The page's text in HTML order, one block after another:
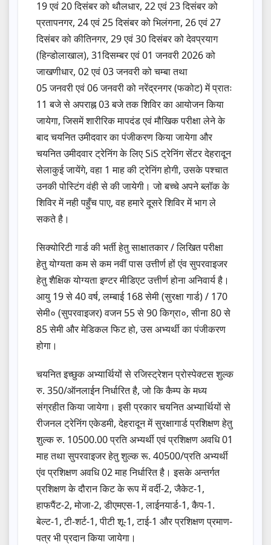
19 एवं 20 दिसंबर को थौलधार, 22 एवं 23 दिसंबर को
प्रतापनगर, 24 एवं 25 दिसंबर को भिलंगना, 26 एवं 27
दिसंबर को कीतिनगर, 29 एवं 30 दिसंबर को देवप्रयाग
(हिन्डोलाखाल), 31दिसम्बर एवं 01 जनवरी 2026 को
जाखणीधार, 02 एवं 03 जनवरी को चम्बा तथा
05 जनवरी एवं 06 जनवरी को नरेंद्रनगर (फकोट) में प्रातः
11 बजे से अपराह्न 03 बजे तक शिविर का आयोजन किया
जायेगा, जिसमें शारीरिक मापदंड एवं मौखिक परीक्षा लेने के
बाद चयनित उमीदवार का पंजीकरण किया जायेगा और
चयनित उमीदवार ट्रेनिंग के लिए SiS ट्रेनिंग सेंटर देहरादून
सेलाकुई जायेंगे, वहा 1 माह की ट्रेनिंग होगी, उसके पश्चात
उनकी पोस्टिंग वंही से की जायेगी। जो बच्चे अपने ब्लॉक के
शिविर में नही पहुँच पाए, वह हमारे दूसरे शिविर में भाग ले
सकते है।
सिक्योरिटी गार्ड की भर्ती हेतु साक्षातकार / लिखित परीक्षा
हेतु योग्यता कम से कम नवीं पास उत्तीर्ण हों एंव सुपरवाइजर
हेतु शैक्षिक योग्यता इण्टर मीडिएट उत्तीर्ण होना अनिवार्य है।
आयु 19 से 40 वर्ष, लम्बाई 168 सेमी (सुरक्षा गार्ड) / 170
सेमी० (सुपरवाइजर) वजन 55 से 90 किग्रा०, सीना 80 से
85 सेमी और मेडिकल फिट हो, उस अभ्यर्थी का पंजीकरण
होगा।
चयनित इच्छुक अभ्यार्थियों से रजिस्ट्रेशन प्रोस्पेक्टस शुल्क
रु. 350/ऑनलाईन निर्धारित है, जो कि कैम्प के मध्य
संग्रहीत किया जायेगा। इसी प्रकार चयनित अभ्यार्थियों से
रीजनल ट्रेनिंग एकेडमी, देहरादून में सुरक्षागार्ड प्रशिक्षण हेतु
शुल्क रु. 10500.00 प्रति अभ्यर्थी एवं प्रशिक्षण अवधि 01
माह तथा सुपरवाइजर हेतु शुल्क रू. 40500/प्रति अभ्यर्थी
एंव प्रशिक्षण अवधि 02 माह निर्धारित है। इसके अन्तर्गत
प्रशिक्षण के दौरान किट के रूप में वर्दी-2, जैकेट-1,
हाफपैंट-2, मोजा-2, डीएमएस-1, लाईनयार्ड-1, कैप-1.
बेल्ट-1, टी-शर्ट-1, पीटी शू-1, टाई-1 और प्रशिक्षण प्रमाण-
पत्र भी प्रदान किया जायेगा।